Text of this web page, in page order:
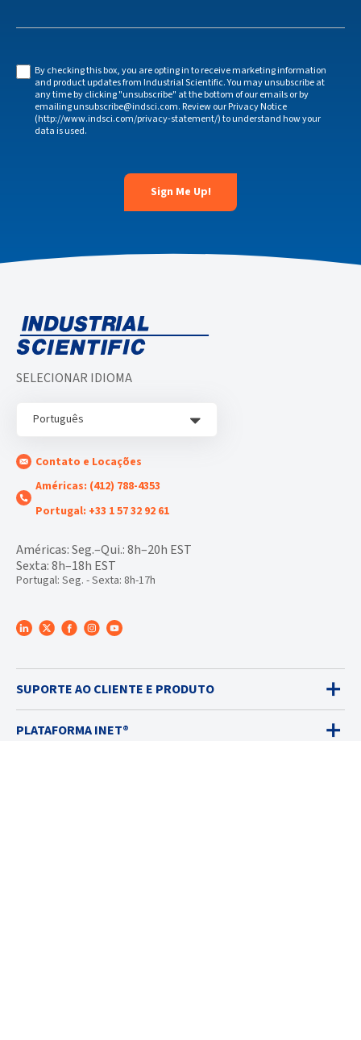
By checking this box, you are opting in to receive marketing information
and product updates from Industrial Scientific. You may unsubscribe at
any time by clicking "unsubscribe" at the bottom of our emails or by
emailing unsubscribe@indsci.com. Review our Privacy Notice
(http://www.indsci.com/privacy-statement/) to understand how your
data is used.
SELECIONAR IDIOMA
Português
Contato e Locações
Américas: (412) 788-4353
Portugal: +33 1 57 32 92 61
Américas: Seg.–Qui.: 8h–20h EST
Sexta: 8h–18h EST
Portugal: Seg. - Sexta: 8h-17h
SUPORTE AO CLIENTE E PRODUTO
PLATAFORMA INET®